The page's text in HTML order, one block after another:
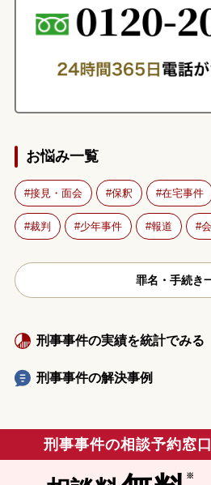
お悩み一覧
接見・面会 保釈 在宅事件
裁判 少年事件 報道
罪名・手続き
刑事事件の実績を統計でみる
刑事事件の解決事例
刑事事件の相談予約窓口